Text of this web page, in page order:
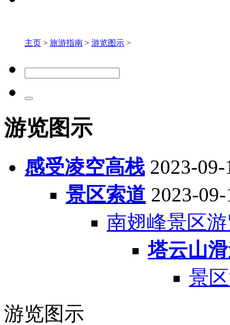
主页 > 旅游指南 > 游览图示 >
游览图示
感受凌空高栈 2023-09-
景区索道 2023-
南翅峰景区
塔云山
景
游览图示